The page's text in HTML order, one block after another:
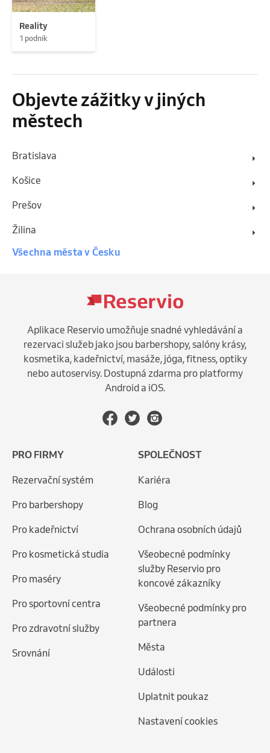
Reality
1 podnik
Objevte zážitky v jiných
městech
Bratislava
Košice
Prešov
Žilina
Všechna města v Česku
Aplikace Reservio umožňuje snadné vyhledávání a
rezervaci služeb jako jsou barbershopy, salóny krásy,
kosmetika, kadeřnictví, masáže, jóga, fitness, optiky
nebo autoservisy. Dostupná zdarma pro platformy
Android a iOS.
PRO FIRMY
Rezervační systém
Pro barbershopy
Pro kadeřnictví
Pro kosmetická studia
Pro maséry
Pro sportovní centra
Pro zdravotní služby
Srovnání
SPOLEČNOST
Kariéra
Blog
Ochrana osobních údajů
Všeobecné podmínky
služby Reservio pro
koncové zákazníky
Všeobecné podmínky pro
partnera
Města
Události
Uplatnit poukaz
Nastavení cookies